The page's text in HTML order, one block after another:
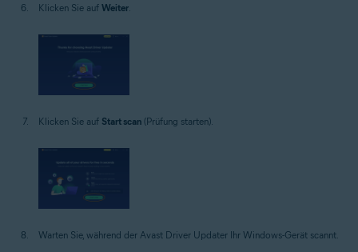
Klicken Sie auf Weiter
Klicken Sie auf Start scan (Prüfung starten).
Warten Sie, während der Avast Driver Updater Ihr Windows-Gerät scannt.